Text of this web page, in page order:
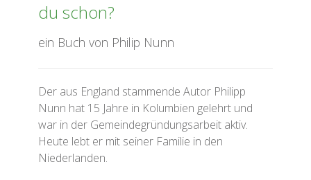
du schon?
ein Buch von Philip Nunn
Der aus England stammende Autor Philipp
Nunn hat 15 Jahre in Kolumbien gelehrt und
war in der Gemeindegründungsarbeit aktiv.
Heute lebt er mit seiner Familie in den
Niederlanden.